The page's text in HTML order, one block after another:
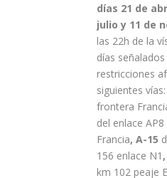
días 21 de
julio y 11 de
las 22h de la
días
restricciones
siguientes vías:
frontera
del enlace
Francia, A-15
156 enlace N1 ,
km 102 peaje